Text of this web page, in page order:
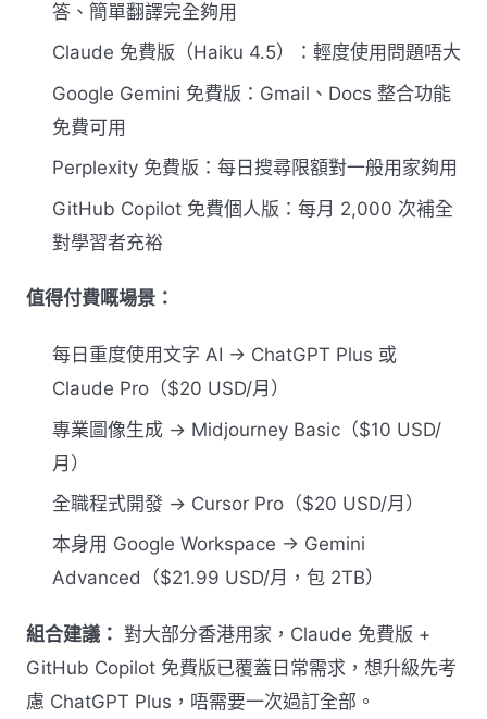
答、簡單翻譯完全夠用
Claude 免費版（Haiku 4.5）：輕度使用問題唔大
Google Gemini 免費版：Gmail、Docs 整合功能
免費可用
Perplexity 免費版：每日搜尋限額對一般用家夠用
GitHub Copilot 免費個人版：每月 2,000 次補全
對學習者充裕
值得付費嘅場景：
每日重度使用文字 AI → ChatGPT Plus 或
Claude Pro（$20 USD/月）
專業圖像生成 → Midjourney Basic（$10 USD/
月）
全職程式開發 → Cursor Pro（$20 USD/月）
本身用 Google Workspace → Gemini
Advanced（$21.99 USD/月，包 2TB）
組合建議： 對大部分香港用家，Claude 免費版 +
GitHub Copilot 免費版已覆蓋日常需求，想升級先考
慮 ChatGPT Plus，唔需要一次過訂全部。